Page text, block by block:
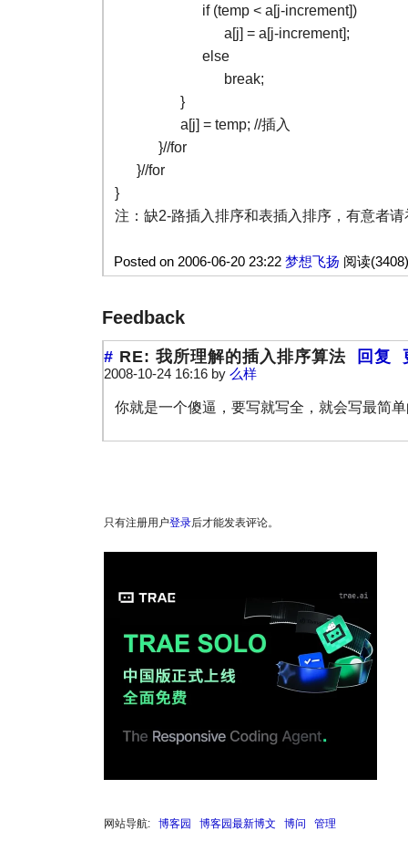
if (temp < a[j-increment])
a[j] = a[j-increment];
else
break;
}
a[j] = temp; //插入
}//for
}//for
}
注：缺2-路插入排序和表插入排序，有意者
Posted on 2006-06-20 23:22 梦想飞扬 阅读
Feedback
# RE: 我所理解的插入排序算法 回复
2008-10-24 16:16 by 么样
你就是一个傻逼，要写就写全，就会写最简
只有注册用户登录后才能发表评论。
网站导航: 博客园 博客园最新博文 博问 管理